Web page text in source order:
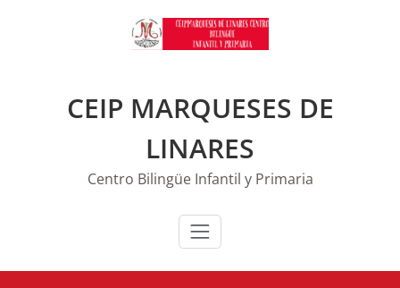
CEIP MARQUESES DE
LINARES
Centro Bilingüe Infantil y Primaria